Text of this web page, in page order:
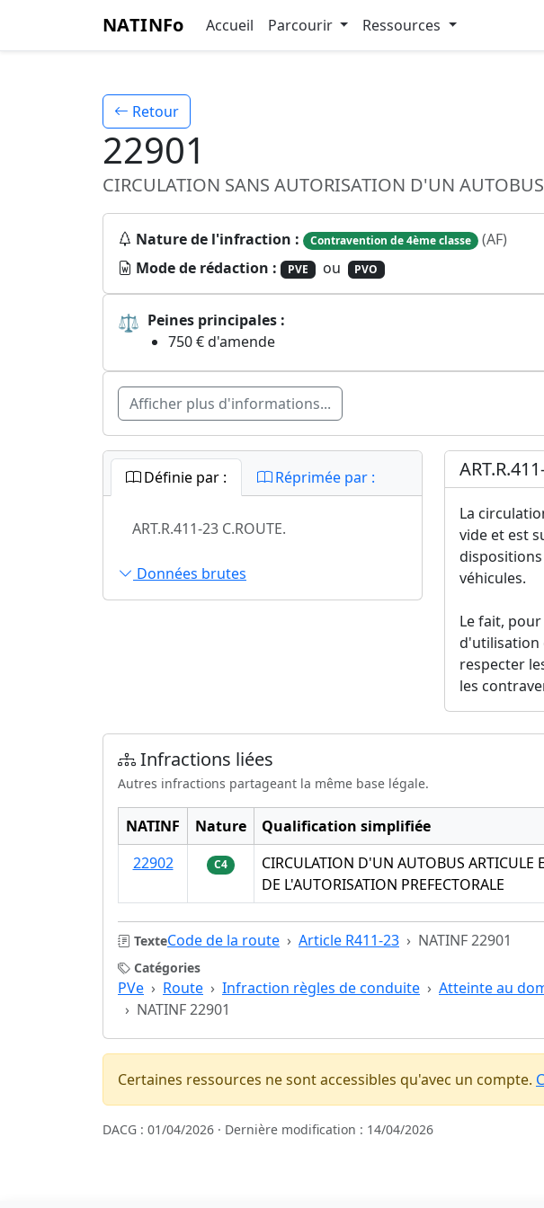
NATINFo Accueil Parcourir Ressources
Retour
22901
CIRCULATION SANS AUTORISATION D'UN
Nature de l'infraction : Contravention de 4ème classe (AF)
Mode de rédaction :
PVE ou PVO
⚖ Peines principales :
750 € d'amende
Afficher plus d'informations...
Définie par : Réprimée par :
ART.R.411-23 C.ROUTE.
Données brutes
La
vide et est
véhicules.
Le fait,
d'utilisation
respecter
les
Infractions liées
Autres infractions partageant la même base légale.
NATINF Nature
Qualification simplifiée
22902
C4
CIRCULATION D'UN AUTOBUS ARTICULE
DE L'AUTORISATION PREFECTORALE
TexteCode de la route Article R411-23 NATINF 22901
Catégories
PVe Route Infraction règles de conduite
Atteinte au
NATINF 22901
Certaines ressources ne sont accessibles qu'avec un compte.
DACG : 01/04/2026 · Dernière modification : 14/04/2026